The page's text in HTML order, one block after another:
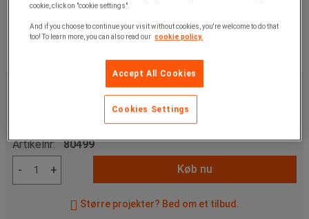
u. moms
Artikelnr:80499
-
+ Køb nu
Større projekter? Bed om et tilbud.
cookie, click on "cookie settings".
And if you choose to continue your visit without cookies, you're welcome to do that
too! To learn more, you can also read our cookie policy.
Accept All Cookies
Cookies Settings